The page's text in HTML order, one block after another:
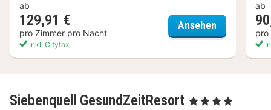
ab
129,91 €
pro Zimmer pro Nacht
Inkl. Citytax
Ansehen Hotel
ab
pro
Siebenquell GesundZeitResort , 4 Sterne